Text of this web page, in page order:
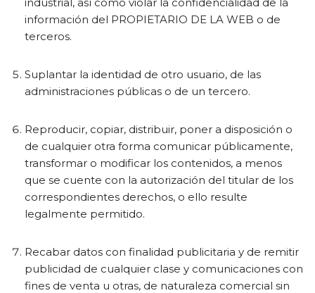
información del PROPIETARIO DE LA WEB o de
terceros.
Suplantar la identidad de otro usuario, de las
administraciones públicas o de un tercero.
Reproducir, copiar, distribuir, poner a disposición o
de cualquier otra forma comunicar públicamente,
transformar o modificar los contenidos, a menos
que se cuente con la autorización del titular de los
correspondientes derechos, o ello resulte
legalmente permitido.
Recabar datos con finalidad publicitaria y de remitir
publicidad de cualquier clase y comunicaciones con
fines de venta u otras, de naturaleza comercial sin